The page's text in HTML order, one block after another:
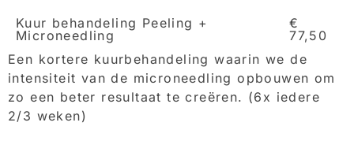
Kuur behandeling Peeling +
Microneedling
€
77,50
Een kortere kuurbehandeling waarin we de
intensiteit van de microneedling opbouwen om
zo een beter resultaat te creëren. (6x iedere
2/3 weken)